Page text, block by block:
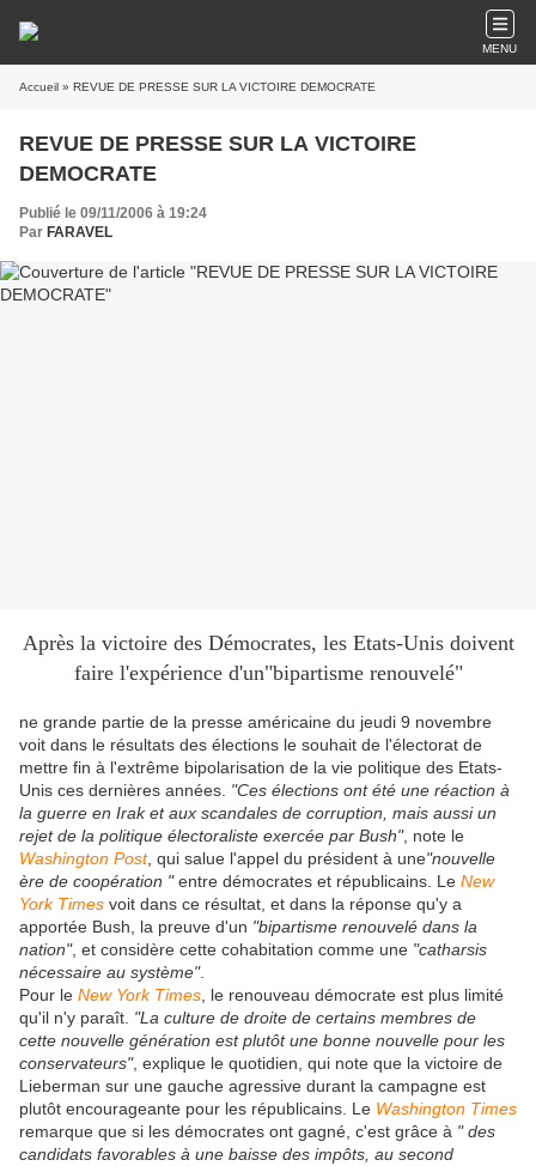
MENU
Accueil » REVUE DE PRESSE SUR LA VICTOIRE DEMOCRATE
REVUE DE PRESSE SUR LA VICTOIRE
DEMOCRATE
Publié le 09/11/2006 à 19:24
Par FARAVEL
Après la victoire des Démocrates, les Etats-Unis doivent
faire l'expérience d'un"bipartisme renouvelé"
ne grande partie de la presse américaine du jeudi 9 novembre
voit dans le résultats des élections le souhait de l'électorat de
mettre fin à l'extrême bipolarisation de la vie politique des Etats-
Unis ces dernières années. "Ces élections ont été une réaction à
la guerre en Irak et aux scandales de corruption, mais aussi un
rejet de la politique électoraliste exercée par Bush", note le
Washington Post, qui salue l'appel du président à une"nouvelle
ère de coopération "entre démocrates et républicains. Le New
York Times voit dans ce résultat, et dans la réponse qu'y a
apportée Bush, la preuve d'un "bipartisme renouvelé dans la
nation", et considère cette cohabitation comme une "catharsis
nécessaire au système".
Pour le New York Times , le renouveau démocrate est plus limité
qu'il n'y paraît. "La culture de droite de certains membres de
cette nouvelle génération est plutôt une bonne nouvelle pour les
conservateurs", explique le quotidien, qui note que la victoire de
Lieberman sur une gauche agressive durant la campagne est
plutôt encourageante pour les républicains. Le Washington Times
remarque que si les démocrates ont gagné, c'est grâce à " des
candidats favorables à une baisse des impôts, au second